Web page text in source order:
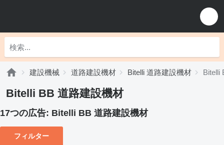
建設機械 道路建設機材 Bitelli 道路建設機材 Bitelli
Bitelli BB 道路建設機材
17つの広告: Bitelli BB 道路建設機材
フィルター